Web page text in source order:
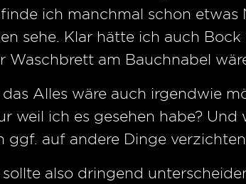
ich manchmal schon etwas
sehe. Klar hätte ich auch
Waschbrett am Bauchnabel
das Alles wäre auch irgendwie
weil ich es gesehen habe?
ggf. auf andere Dinge
sollte also dringend